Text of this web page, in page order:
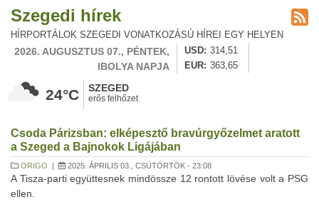
Szegedi hírek
HÍRPORTÁLOK SZEGEDI VONATKOZÁSÚ HÍREI EGY HELYEN
2026. AUGUSZTUS 07., PÉNTEK,
IBOLYA NAPJA
USD
314,51
EUR
363,65
24°C SZEGED
erős felhőzet
Csoda Párizsban: elképesztő bravúrgyőzelmet aratott
a Szeged a Bajnokok Ligájában
ORIGO | 2025. ÁPRILIS 03., CSÜTÖRTÖK - 23:08
A Tisza-parti együttesnek mindössze 12 rontott lövése volt a PSG
ellen.